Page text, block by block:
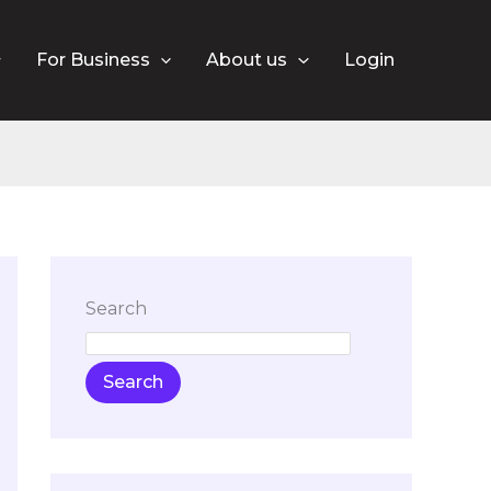
For Business About us Login
Search
Search